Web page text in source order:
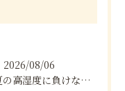
2026/08/06
夏の高湿度に負けない肌ケア術